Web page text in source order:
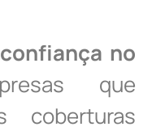
no
que
coberturas